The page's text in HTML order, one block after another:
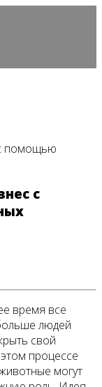
помощью
с
время все
людей
свой
процессе
могут